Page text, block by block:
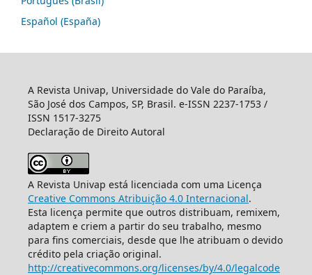
Español (España)
A Revista Univap, Universidade do Vale do Paraíba,
São José dos Campos, SP, Brasil. e-ISSN 2237-1753 /
ISSN 1517-3275
Declaração de Direito Autoral
A Revista Univap está licenciada com uma Licença
Creative Commons Atribuição 4.0 Internacional.
Esta licença permite que outros distribuam, remixem,
adaptem e criem a partir do seu trabalho, mesmo
para fins comerciais, desde que lhe atribuam o devido
crédito pela criação original.
http://creativecommons.org/licenses/by/4.0/legalcode